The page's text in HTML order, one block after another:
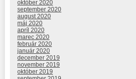
október 2020
september 2020
august 2020
máj 2020
apríl 2020
marec 2020
február 2020
január 2020
december 2019
november 2019
október 2019